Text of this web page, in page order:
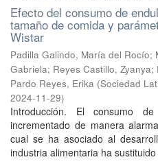
Efecto del consumo de
tamaño de comida y
Wistar
Padilla Galindo, María del Rocío;
Gabriela; Reyes Castillo, Zyanya;
Pardo Reyes, Erika (Sociedad
2024-11-29)
Introducción. El consumo
incrementado de manera
cual se ha asociado al
industria alimentaria ha